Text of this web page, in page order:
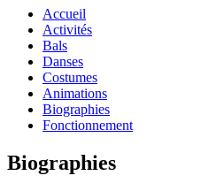
Accueil
Activités
Bals
Danses
Costumes
Animations
Biographies
Fonctionnement
Biographies